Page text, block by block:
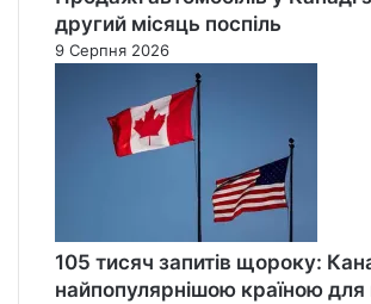
другий місяць поспіль
9 Серпня 2026
105 тисяч запитів щороку:
найпопулярнішою країною для